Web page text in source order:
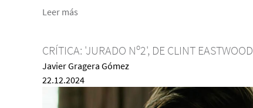
Leer más
CRÍTICA: 'JURADO Nº2', DE CLINT EASTWOOD
Javier Gragera Gómez
22.12.2024